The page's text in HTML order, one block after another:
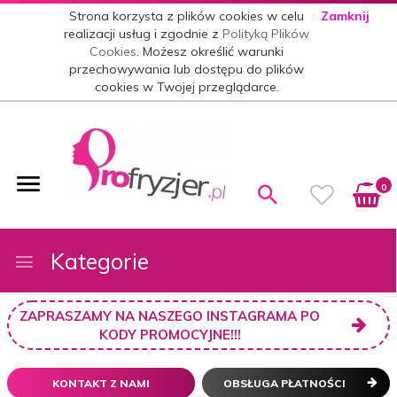
Strona korzysta z plików cookies w celu
realizacji usług i zgodnie zPolityką Plików
Cookies. Możesz określić warunki
przechowywania lub dostępu do plików
cookies w Twojej przeglądarce.
Zamknij
0
Kategorie
ZAPRASZAMY NA NASZEGO INSTAGRAMA PO
KODY PROMOCYJNE!!!
KONTAKT Z NAMI OBSŁUGA PŁATNOŚCI